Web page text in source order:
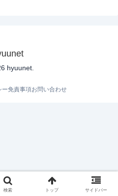
hyuunet.
ー免責事項お問い合わせ
検索 トップ サイドバー